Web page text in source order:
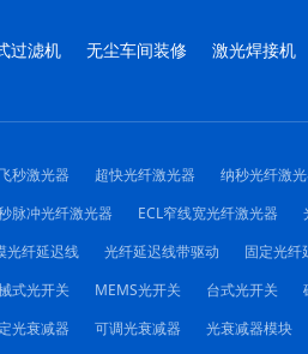
过滤机 无尘车间装修 激光焊接机
秒激光器 超快光纤激光器
纳秒光纤激
脉冲光纤激光器 ECL窄线宽光纤激光器
光纤延迟线 光纤延迟线带驱动
固定光纤
式光开关 MEMS光开关 台式光开关
光衰减器 可调光衰减器
光衰减器模块